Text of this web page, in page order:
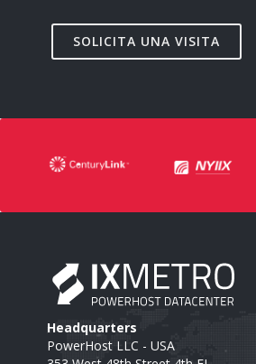
SOLICITA UNA VISITA
Headquarters
PowerHost LLC - USA